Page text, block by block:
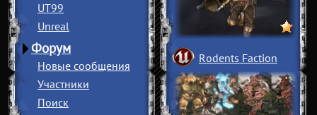
UT99
Unreal
Форум
Новые сообщения
Участники
Поиск
Rodents Faction